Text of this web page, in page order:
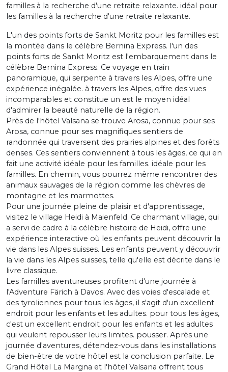
familles à la recherche d'une retraite relaxante. idéal pour
les familles à la recherche d'une retraite relaxante.
L'un des points forts de Sankt Moritz pour les familles est
la montée dans le célèbre Bernina Express. l'un des
points forts de Sankt Moritz est l'embarquement dans le
célèbre Bernina Express. Ce voyage en train
panoramique, qui serpente à travers les Alpes, offre une
expérience inégalée. à travers les Alpes, offre des vues
incomparables et constitue un est le moyen idéal
d'admirer la beauté naturelle de la région.
Près de l'hôtel Valsana se trouve Arosa, connue pour ses
Arosa, connue pour ses magnifiques sentiers de
randonnée qui traversent des prairies alpines et des forêts
denses. Ces sentiers conviennent à tous les âges, ce qui en
fait une activité idéale pour les familles. idéale pour les
familles. En chemin, vous pourrez même rencontrer des
animaux sauvages de la région comme les chèvres de
montagne et les marmottes.
Pour une journée pleine de plaisir et d'apprentissage,
visitez le village Heidi à Maienfeld. Ce charmant village, qui
a servi de cadre à la célèbre histoire de Heidi, offre une
expérience interactive où les enfants peuvent découvrir la
vie dans les Alpes suisses. Les enfants peuvent y découvrir
la vie dans les Alpes suisses, telle qu'elle est décrite dans le
livre classique.
Les familles aventureuses profitent d'une journée à
l'Adventure Färich à Davos. Avec des voies d'escalade et
des tyroliennes pour tous les âges, il s'agit d'un excellent
endroit pour les enfants et les adultes. pour tous les âges,
c'est un excellent endroit pour les enfants et les adultes
qui veulent repousser leurs limites. pousser. Après une
journée d'aventures, détendez-vous dans les installations
de bien-être de votre hôtel est la conclusion parfaite. Le
Grand Hôtel La Margna et l'hôtel Valsana offrent tous